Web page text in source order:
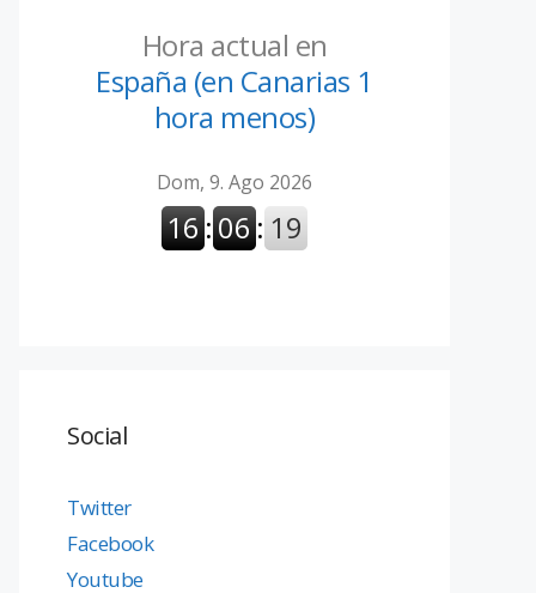
Hora actual en
España (en Canarias 1
hora menos)
Social
Twitter
Facebook
Youtube